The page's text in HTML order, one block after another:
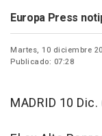
Europa Press
Martes, 10 diciembre
Publicado: 07:28
MADRID 10 Dic.